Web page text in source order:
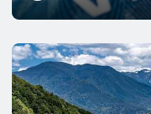
travelbox27_